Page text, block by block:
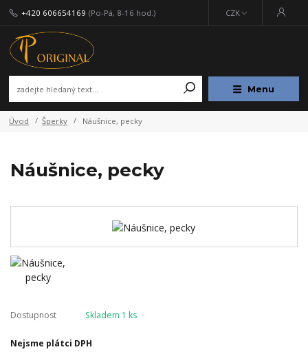
Menu
CZK
+420 606654169 (Po-Pá, 8-16 hod.)
Úvod Šperky Náušnice, pecky
Náušnice, pecky
Dostupnost Skladem 1 ks
Nejsme plátci DPH